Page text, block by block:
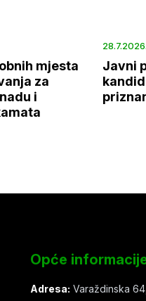
mjesta
za
i
Javni
Opće
Adresa: Varaždinska